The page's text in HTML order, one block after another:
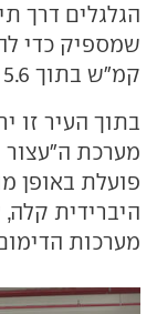
קמ"ש בתוך 5.6 שניות.
בתוך העיר זו
מערכת
פועלת באופן
היברידית
מערכות